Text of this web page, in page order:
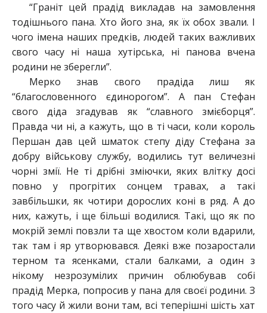
“Граніт цей прадід викладав на замовлення
тодішнього пана. Хто його зна, як їх обох звали. І
чого імена наших предків, людей таких важливих
свого часу ні наша хутірська, ні панова вчена
родини не зберегли”.
Мерко знав свого прадіда лиш як
“благословенного єдинорогом”. А пан Стефан
свого діда згадував як “славного змієборця”.
Правда чи ні, а кажуть, що в ті часи, коли король
Першан дав цей шматок степу діду Стефана за
добру військову службу, водились тут величезні
чорні змії. Не ті дрібні зміючки, яких влітку досі
повно у прогрітих сонцем травах, а такі
завбільшки, як чотири дорослих коні в ряд. А до
них, кажуть, і ще більші водилися. Такі, що як по
мокрій землі повзли та ще хвостом коли вдарили,
так там і яр утворювався. Деякі вже позаростали
терном та ясенками, стали балками, а один з
нікому незрозумілих причин облюбував собі
прадід Мерка, попросив у пана для своєї родини. З
того часу й жили вони там, всі теперішні шість хат